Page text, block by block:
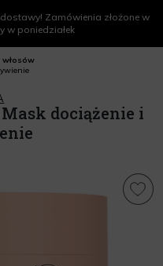
Zamówienia złożone w
w poniedziałek
dociążenie i